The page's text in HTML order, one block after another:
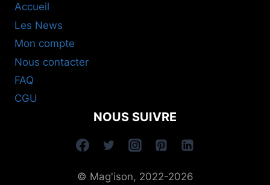
Accueil
Les News
Mon compte
Nous contacter
FAQ
CGU
NOUS SUIVRE
© Mag'ison, 2022-2026